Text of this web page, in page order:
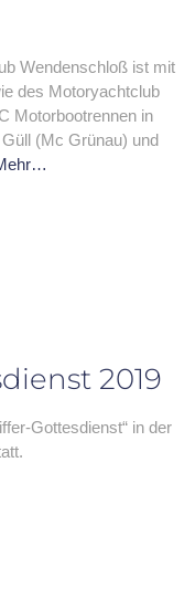
Wendenschloß ist mit
des Motoryachtclub
Motorbootrennen in
(Mc Grünau) und
2019
Gottesdienst“ in der